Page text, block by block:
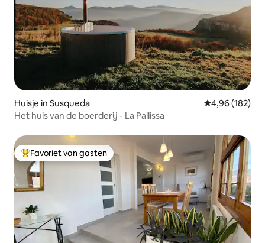
Huisje in Susqueda Gemiddelde
4,96 (182)
Het huis van de boerderij - La Pallissa
Topfavoriet van gasten
Favoriet van gasten